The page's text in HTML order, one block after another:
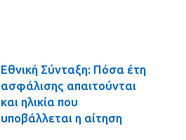
Εθνική Σύνταξη: Πόσα έτη
ασφάλισης απαιτούνται
και ηλικία που
υποβάλλεται η αίτηση